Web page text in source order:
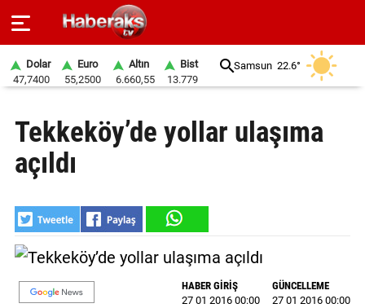
SPOR
YAŞAM
EKONOMİ
BELEDİYELER
SAĞLIK
Dolar
47,7400
Euro
55,2500
Altın
6.660,55
Bist
13.779
Samsun 22.6°
Tekkeköy’de yollar ulaşıma
açıldı
HABER GİRİŞ
27 01 2016 00:00
GÜNCELLEME
27 01 2016 00:00